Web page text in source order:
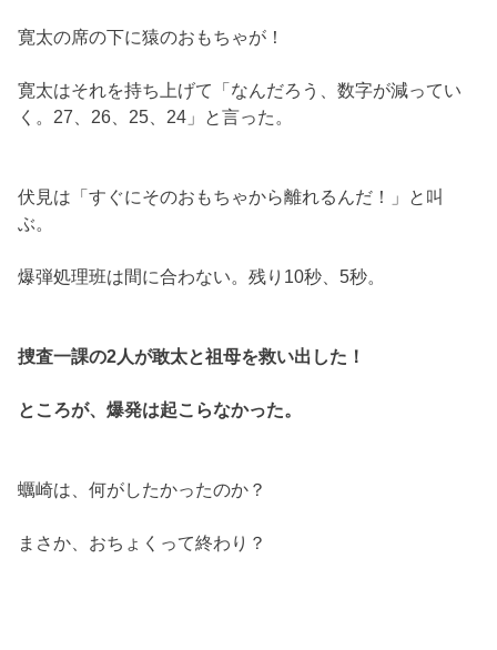
寛太の席の下に猿のおもちゃが！
寛太はそれを持ち上げて「なんだろう、数字が減ってい
く。27、26、25、24」と言った。
伏見は「すぐにそのおもちゃから離れるんだ！」と叫
ぶ。
爆弾処理班は間に合わない。残り10秒、5秒。
捜査一課の2人が敢太と祖母を救い出した！
ところが、爆発は起こらなかった。
蠣崎は、何がしたかったのか？
まさか、おちょくって終わり？